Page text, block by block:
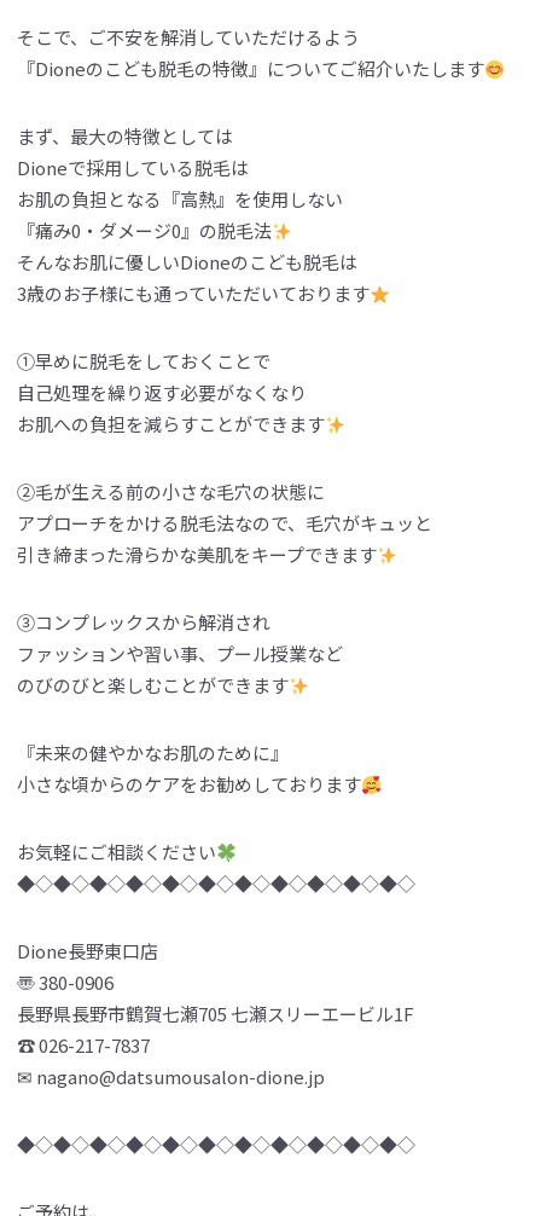
そこで、ご不安を解消していただけるよう
『Dioneのこども脱毛の特徴』についてご紹介いたします
まず、最大の特徴としては
Dioneで採用している脱毛は
お肌の負担となる『高熱』を使用しない
『痛み0・ダメージ0』の脱毛法
そんなお肌に優しいDioneのこども脱毛は
3歳のお子様にも通っていただいております
①早めに脱毛をしておくことで
自己処理を繰り返す必要がなくなり
お肌への負担を減らすことができます
②毛が生える前の小さな毛穴の状態に
アプローチをかける脱毛法なので、毛穴がキュッと
引き締まった滑らかな美肌をキープできます
③コンプレックスから解消され
ファッションや習い事、プール授業など
のびのびと楽しむことができます
『未来の健やかなお肌のために』
小さな頃からのケアをお勧めしております
お気軽にご相談ください
◆◇◆◇◆◇◆◇◆◇◆◇◆◇◆◇◆◇◆◇◆◇
Dione長野東口店
〠 380-0906
長野県長野市鶴賀七瀬705 七瀬スリーエービル1F
☎︎ 026-217-7837
✉︎ nagano@datsumousalon-dione.jp
◆◇◆◇◆◇◆◇◆◇◆◇◆◇◆◇◆◇◆◇◆◇